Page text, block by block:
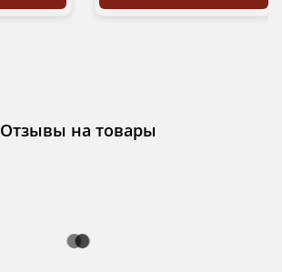
Отзывы на товары